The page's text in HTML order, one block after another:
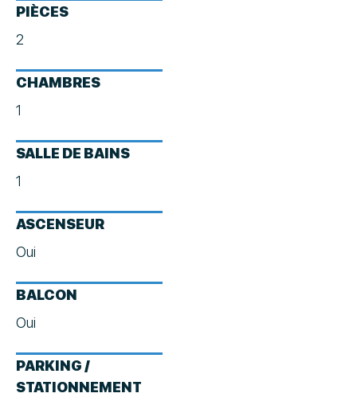
PIÈCES
2
CHAMBRES
1
SALLE DE BAINS
1
ASCENSEUR
Oui
BALCON
Oui
PARKING /
STATIONNEMENT